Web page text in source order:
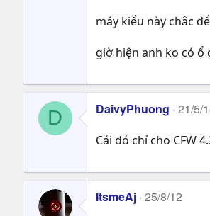
máy kiểu này chắc
giờ hiện anh ko có
D DaivyPhuong 21/5/
Cái đó chỉ cho CFW
ItsmeAj 25/8/12